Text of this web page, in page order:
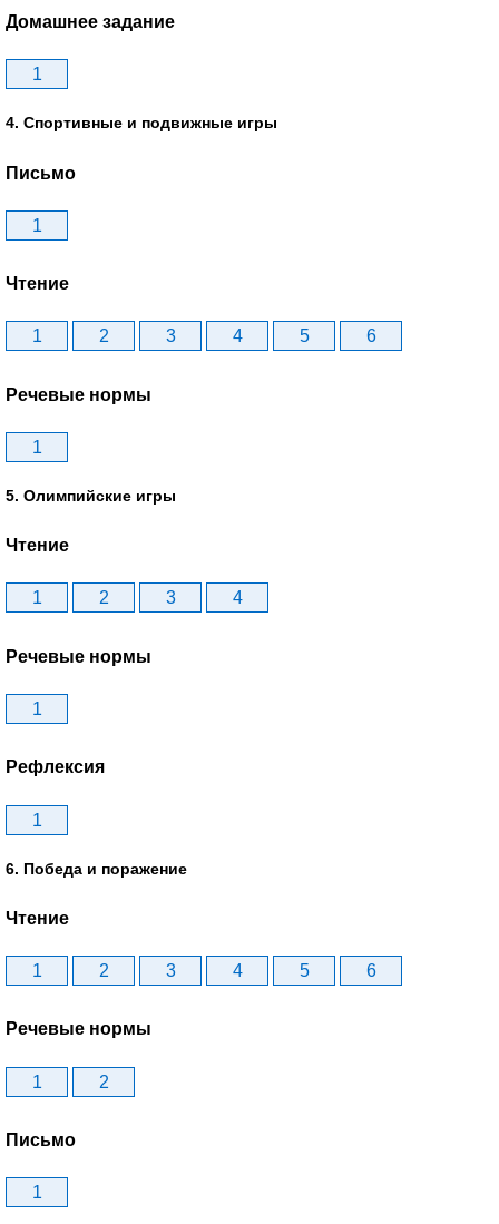
Домашнее задание
1
4. Спортивные и подвижные игры
Письмо
1
Чтение
1 2 3 4 5 6
Речевые нормы
1
5. Олимпийские игры
Чтение
1 2 3 4
Речевые нормы
1
Рефлексия
1
6. Победа и поражение
Чтение
1 2 3 4 5 6
Речевые нормы
1 2
Письмо
1